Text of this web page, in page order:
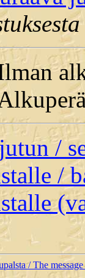
/
/
/ The